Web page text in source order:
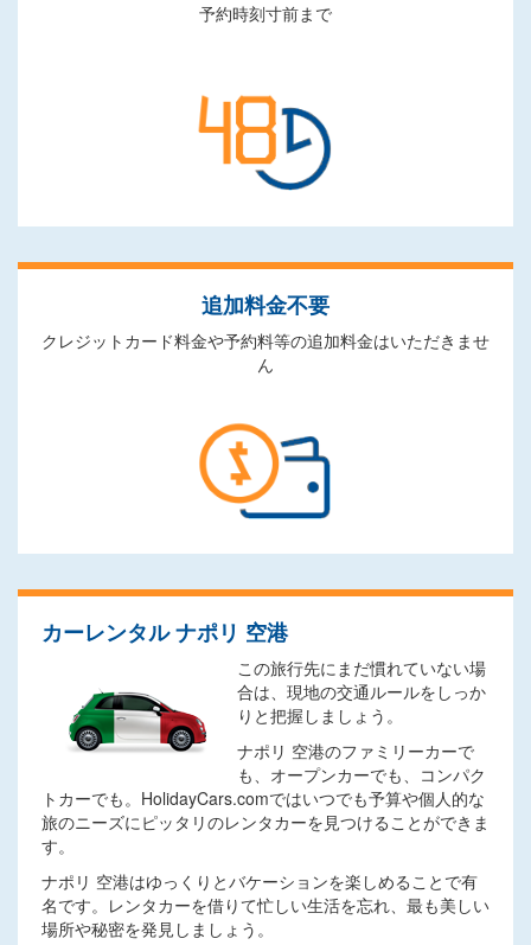
予約時刻寸前まで
追加料金不要
クレジットカード料金や予約料等の追加料金はいただきませ
ん
カーレンタル ナポリ 空港
この旅行先にまだ慣れていない場
合は、現地の交通ルールをしっか
りと把握しましょう。
ナポリ 空港のファミリーカーで
も、オープンカーでも、コンパク
トカーでも。HolidayCars.comではいつでも予算や個人的な
旅のニーズにピッタリのレンタカーを見つけることができま
す。
ナポリ 空港はゆっくりとバケーションを楽しめることで有
名です。レンタカーを借りて忙しい生活を忘れ、最も美しい
場所や秘密を発見しましょう。